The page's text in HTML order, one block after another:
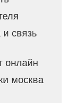
и связь
онлайн
москва